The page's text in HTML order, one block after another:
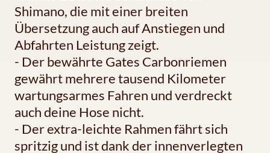
Shimano, die mit einer breiten
Übersetzung auch auf Anstiegen und
Abfahrten Leistung zeigt.
- Der bewährte Gates Carbonriemen
gewährt mehrere tausend Kilometer
wartungsarmes Fahren und verdreckt
auch deine Hose nicht.
- Der extra-leichte Rahmen fährt sich
spritzig und ist dank der innenverlegten